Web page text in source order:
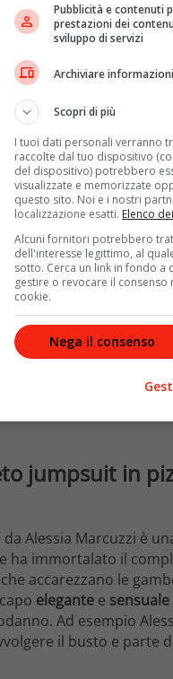
sul red carpet e
con le nuove
e che gioca con le
di una proposta
altre celebrità,
have del guardaroba
jumpsuit in
Alessia Marcuzzi è
ha immortalato il
accarezzano le
elegante e sensuale
Ad esempio
il busto e parte
Pubblicità e contenuti
prestazioni dei
sviluppo di servizi
Archiviare
Scopri di più
I tuoi dati personali verranno
raccolte dal tuo dispositivo
del dispositivo) potrebbero
visualizzate e memorizzate
questo sito. Noi e i nostri
localizzazione esatti. Elenco
Alcuni fornitori potrebbero
dell'interesse legittimo, al
sotto. Cerca un link in fondo a
gestire o revocare il
cookie.
Nega il consenso